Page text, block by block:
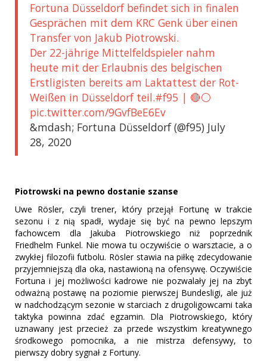
Fortuna Düsseldorf befindet sich in finalen
Gesprächen mit dem KRC Genk über einen
Transfer von Jakub Piotrowski.
Der 22-jährige Mittelfeldspieler nahm
heute mit der Erlaubnis des belgischen
Erstligisten bereits am Laktattest der Rot-
Weißen in Düsseldorf teil.#f95 | 🔴⚪️
pic.twitter.com/9GvfBeE6Ev
&mdash; Fortuna Düsseldorf (@f95) July
28, 2020
Piotrowski na pewno dostanie szanse
Uwe Rösler, czyli trener, który przejął Fortunę w trakcie
sezonu i z nią spadł, wydaje się być na pewno lepszym
fachowcem dla Jakuba Piotrowskiego niż poprzednik
Friedhelm Funkel. Nie mowa tu oczywiście o warsztacie, a o
zwykłej filozofii futbolu. Rösler stawia na piłkę zdecydowanie
przyjemniejszą dla oka, nastawioną na ofensywę. Oczywiście
Fortuna i jej możliwości kadrowe nie pozwalały jej na zbyt
odważną postawę na poziomie pierwszej Bundesligi, ale już
w nadchodzącym sezonie w starciach z drugoligowcami taka
taktyka powinna zdać egzamin. Dla Piotrowskiego, który
uznawany jest przecież za przede wszystkim kreatywnego
środkowego pomocnika, a nie mistrza defensywy, to
pierwszy dobry sygnał z Fortuny.